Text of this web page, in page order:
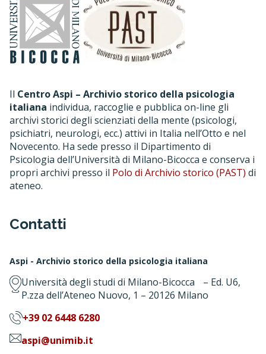
Il Centro Aspi – Archivio storico della psicologia
italiana individua, raccoglie e pubblica on-line gli
archivi storici degli scienziati della mente (psicologi,
psichiatri, neurologi, ecc.) attivi in Italia nell’Otto e nel
Novecento. Ha sede presso il Dipartimento di
Psicologia dell’Università di Milano-Bicocca e conserva i
propri archivi presso il Polo di Archivio storico (PAST) di
ateneo.
Contatti
Aspi - Archivio storico della psicologia italiana
Università degli studi di Milano-Bicocca – Ed. U6,
P.zza dell’Ateneo Nuovo, 1 – 20126 Milano
+39 02 6448 6280
aspi@unimib.it